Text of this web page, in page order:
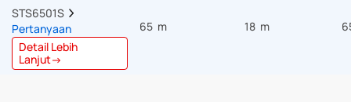
STS6501S
Pertanyaan
Detail Lebih
Lanjut→
65 m 18 m